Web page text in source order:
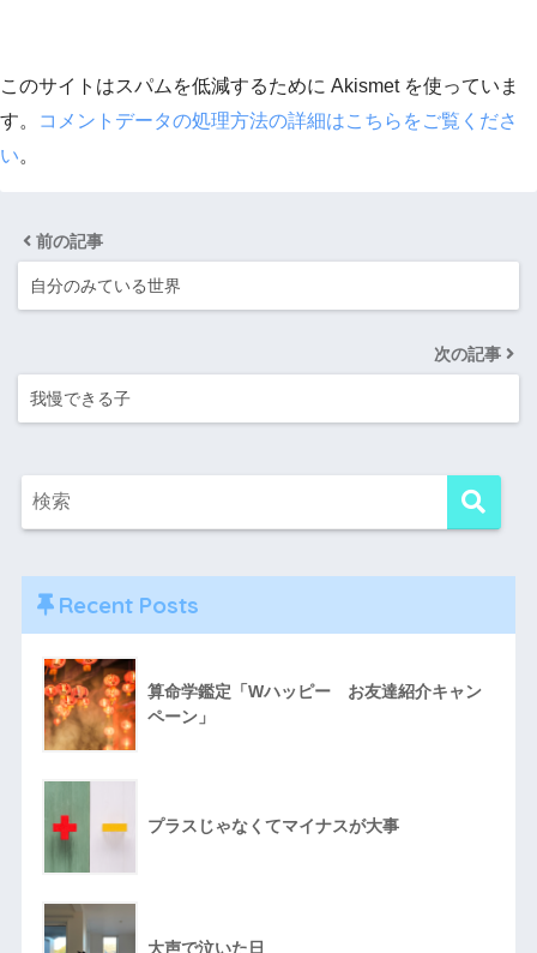
このサイトはスパムを低減するために Akismet を使っていま
す。
コメントデータの処理方法の詳細はこちらをご覧くださ
い。
前の記事
自分のみている世界
次の記事
我慢できる子
Recent Posts
算命学鑑定「Wハッピー お友達紹介キャン
ペーン」
プラスじゃなくてマイナスが大事
大声で泣いた日